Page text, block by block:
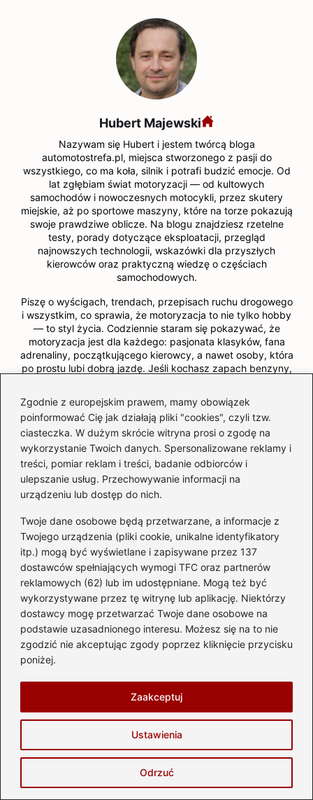
Zgodnie z europejskim prawem, mamy obowiązek
poinformować Cię jak działają pliki "cookies", czyli tzw.
ciasteczka. W dużym skrócie witryna prosi o zgodę na
wykorzystanie Twoich danych. Spersonalizowane reklamy i
treści, pomiar reklam i treści, badanie odbiorców i
ulepszanie usług. Przechowywanie informacji na
urządzeniu lub dostęp do nich.
Twoje dane osobowe będą przetwarzane, a informacje z
Twojego urządzenia (pliki cookie, unikalne identyfikatory
itp.) mogą być wyświetlane i zapisywane przez 137
dostawców spełniających wymogi TFC oraz partnerów
reklamowych (62) lub im udostępniane. Mogą też być
wykorzystywane przez tę witrynę lub aplikację. Niektórzy
dostawcy mogę przetwarzać Twoje dane osobowe na
podstawie uzasadnionego interesu. Możesz się na to nie
zgodzić nie akceptując zgody poprzez kliknięcie przycisku
poniżej.
Ustawienia
Odrzuć
Zaakceptuj
Hubert Majewski
Nazywam się Hubert i jestem twórcą bloga
automotostrefa.pl, miejsca stworzonego z pasji do
wszystkiego, co ma koła, silnik i potrafi budzić emocje. Od
lat zgłębiam świat motoryzacji — od kultowych
samochodów i nowoczesnych motocykli, przez skutery
miejskie, aż po sportowe maszyny, które na torze pokazują
swoje prawdziwe oblicze. Na blogu znajdziesz rzetelne
testy, porady dotyczące eksploatacji, przegląd
najnowszych technologii, wskazówki dla przyszłych
kierowców oraz praktyczną wiedzę o częściach
samochodowych.
Piszę o wyścigach, trendach, przepisach ruchu drogowego
i wszystkim, co sprawia, że motoryzacja to nie tylko hobby
— to styl życia. Codziennie staram się pokazywać, że
motoryzacja jest dla każdego: pasjonata klasyków, fana
adrenaliny, początkującego kierowcy, a nawet osoby, która
po prostu lubi dobrą jazdę. Jeśli kochasz zapach benzyny,
←
Który silnik wybrać w Audi A6 C5? Przewodnik po
najlepszych opcjach
→
Optymalna ilość oleju do Nissan Qashqai 2.0
benzyna – co musisz wiedzieć?
Dodaj komentarz
Twój adres email nie zostanie opublikowany.
Wymagane pola są oznaczone*
Komentarz*